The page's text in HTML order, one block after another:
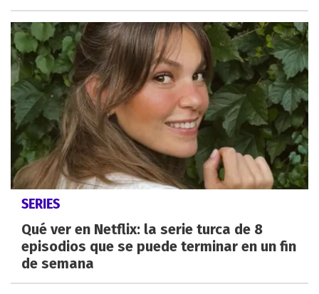
SERIES
Qué ver en Netflix: la serie turca de 8
episodios que se puede terminar en un fin
de semana